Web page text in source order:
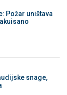
Požar uništava
snage,